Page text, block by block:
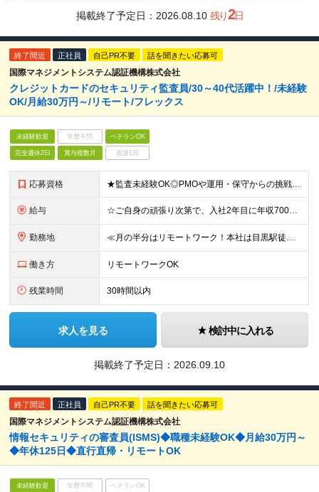
掲載終了予定日： 2026.08.10 残り2日
終了間近 正社員 自己PR不要 話を聞きたい応募可
国際マネジメントシステム認証機構株式会社
クレジットカードのセキュリティ監査員/30～40代活躍中！/未経験
OK/月給30万円～/リモート/フレックス
未経験歓迎 学歴不問 ベテランOK
完全週休2日 賞与複数月 面接1回
応募資格 ★監査未経験OK◎PMOや運用・保守からの挑戦も大歓迎！ ★IT業界の経験年数・工程は不問です ◆ITエンジニアとしての実務経験をお持ちの方（年数不問、セキュリティ、ネットワーク、インフラ、サーバー
給与 ☆ご自身の頑張り次第で、入社2年目に年収700万も ☆将来的には年収1000万も可能！ 月給30万円～50万円+賞与年2回（業績に応じる） ＝＝嘱託制度あり＝＝ 定年の60歳以降も、1年ごとの嘱託
勤務地 ≪月の半分はリモートワーク！本社は目黒駅徒歩3分≫ ■本社：東京都品川区上大崎2-24-11 目黒西口M2号館5階 ★月に4回程度の出社ルールあり ★国内への出張有り ★国外への出張の可能性あり
働き方 リモートワークOK
残業時間 30時間以内
求人を見る 検討中に入れる
掲載終了予定日： 2026.09.10
終了間近 正社員 自己PR不要 話を聞きたい応募可
国際マネジメントシステム認証機構株式会社
情報セキュリティの審査員(ISMS)◆職種未経験OK◆月給30万円～
◆年休125日◆直行直帰・リモートOK
未経験歓迎 学歴不問 ベテランOK